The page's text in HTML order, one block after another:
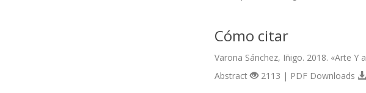
Cómo citar
Varona Sánchez, Iñigo. 2018. «Arte Y
Abstract 2113 | PDF Downloads